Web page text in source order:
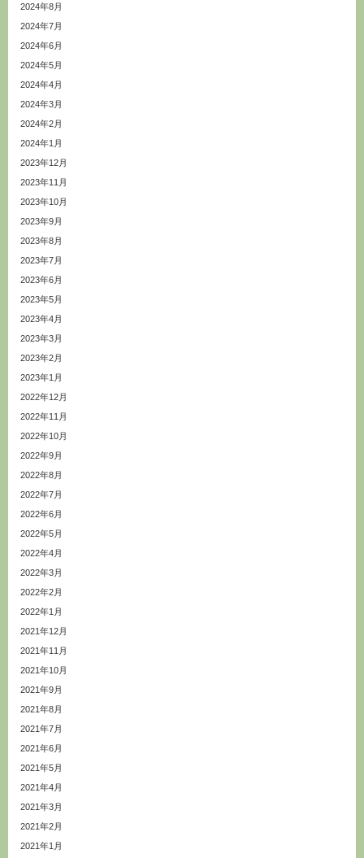
2024年8月
2024年7月
2024年6月
2024年5月
2024年4月
2024年3月
2024年2月
2024年1月
2023年12月
2023年11月
2023年10月
2023年9月
2023年8月
2023年7月
2023年6月
2023年5月
2023年4月
2023年3月
2023年2月
2023年1月
2022年12月
2022年11月
2022年10月
2022年9月
2022年8月
2022年7月
2022年6月
2022年5月
2022年4月
2022年3月
2022年2月
2022年1月
2021年12月
2021年11月
2021年10月
2021年9月
2021年8月
2021年7月
2021年6月
2021年5月
2021年4月
2021年3月
2021年2月
2021年1月